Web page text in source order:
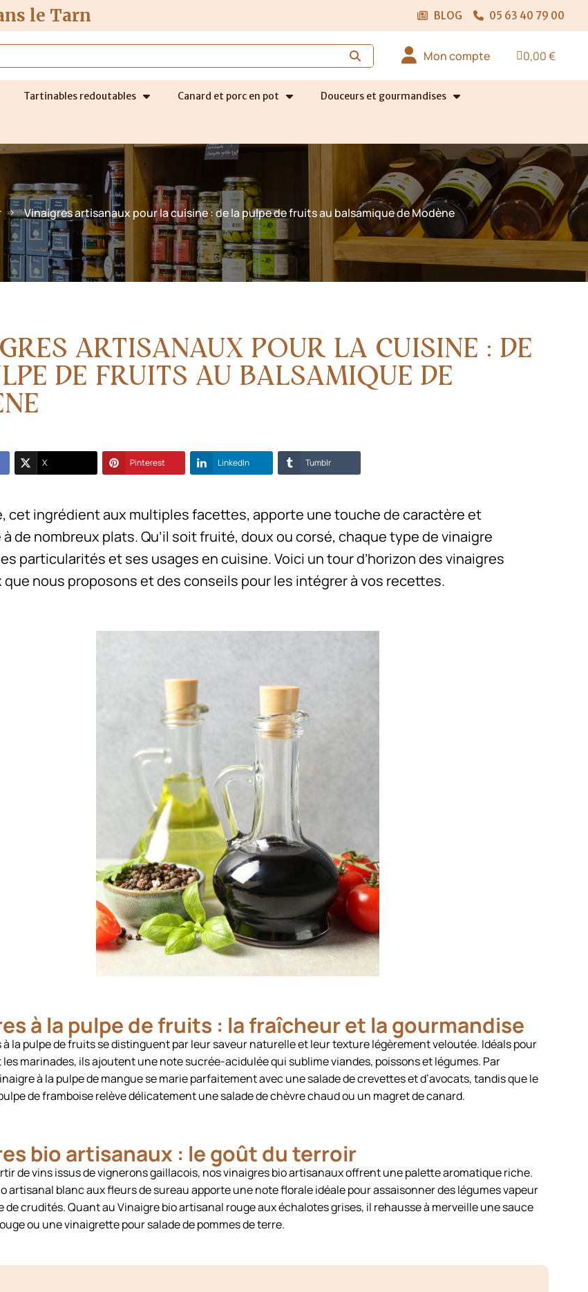
le Tarn BLOG 05 63 40 79 00
Mon compte 0,00 €
Tartinables redoutables Canard et porc en pot Douceurs et gourmandises
Vinaigres artisanaux pour la cuisine : de la pulpe de fruits au balsamique de Modène
le raffinement et la douceur. Son...
ARTISANAUX POUR LA CUISINE : DE
DE FRUITS AU BALSAMIQUE DE
X Pinterest LinkedIn Tumblr
cet ingrédient aux multiples facettes, apporte une touche de caractère et
à de nombreux plats. Qu’il soit fruité, doux ou corsé, chaque type de vinaigre
particularités et ses usages en cuisine. Voici un tour d’horizon des vinaigres
nous proposons et des conseils pour les intégrer à vos recettes.
à la pulpe de fruits : la fraîcheur et la gourmandise
à la pulpe de fruits se distinguent par leur saveur naturelle et leur texture légèrement veloutée. Idéals pour
les marinades, ils ajoutent une note sucrée-acidulée qui sublime viandes, poissons et légumes. Par
à la pulpe de mangue se marie parfaitement avec une salade de crevettes et d’avocats, tandis que le
de framboise relève délicatement une salade de chèvre chaud ou un magret de canard.
bio artisanaux : le goût du terroir
de vins issus de vignerons gaillacois, nos vinaigres bio artisanaux offrent une palette aromatique riche.
artisanal blanc aux fleurs de sureau apporte une note florale idéale pour assaisonner des légumes vapeur
de crudités. Quant au Vinaigre bio artisanal rouge aux échalotes grises, il rehausse à merveille une sauce
ou une vinaigrette pour salade de pommes de terre.